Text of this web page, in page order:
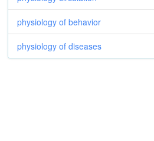
physiology of behavior
physiology of diseases